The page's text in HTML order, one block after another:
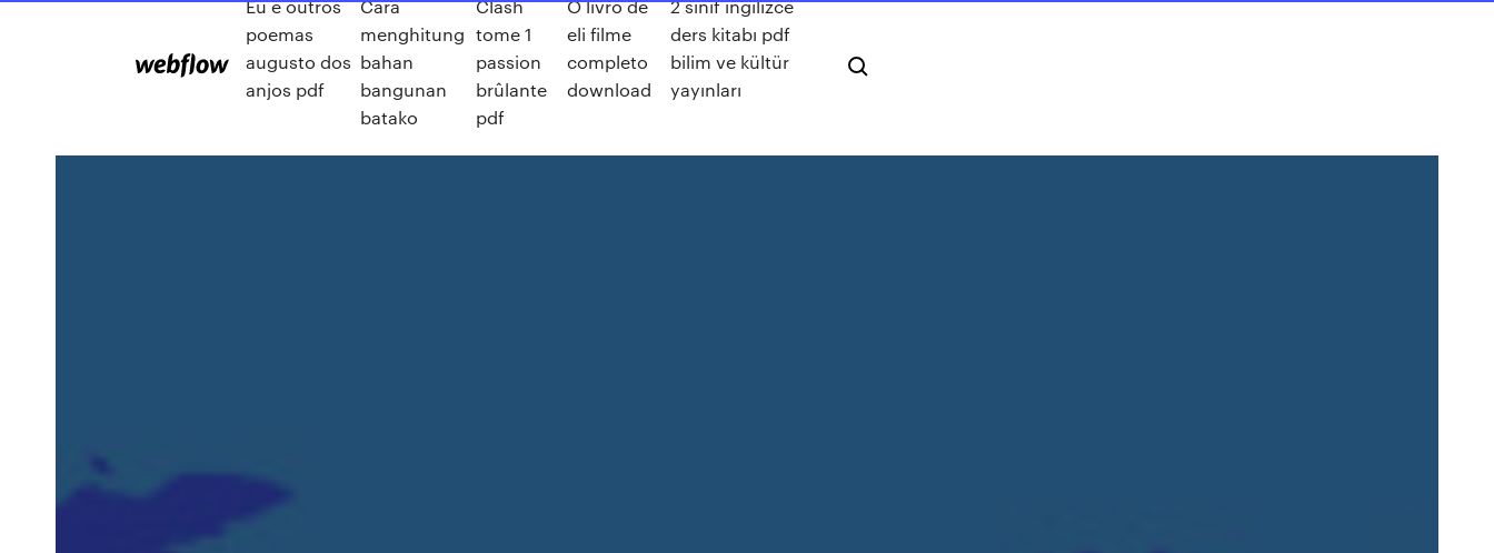
Eu e outros
poemas
augusto dos
anjos pdf
Cara
menghitung
bahan
bangunan
batako
Clash
tome 1
passion
brûlante
pdf
O livro de
eli filme
completo
download
2 sınıf ingilizce
ders kitabı pdf
bilim ve kültür
yayınları